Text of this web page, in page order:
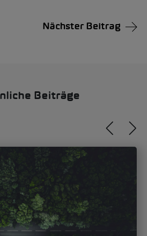
Nächster Beitrag
Beiträge